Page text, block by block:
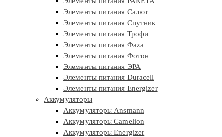
Элементы питания Салют
Элементы питания Спутник
Элементы питания Трофи
Элементы питания Фaza
Элементы питания Фотон
Элементы питания ЭРА
Элементы питания Duracell
Элементы питания Energizer
Аккумуляторы
Аккумуляторы Ansmann
Аккумуляторы Camelion
Аккумуляторы Energizer